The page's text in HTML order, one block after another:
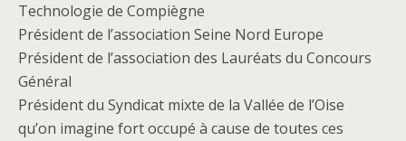
Technologie de Compiègne
Président de l’association Seine Nord Europe
Président de l’association des Lauréats du Concours
Général
Président du Syndicat mixte de la Vallée de l’Oise
qu’on imagine fort occupé à cause de toutes ces